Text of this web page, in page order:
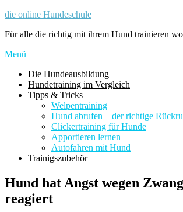
Zum
springen
die online Hundeschule
Für alle die richtig mit ihrem Hund trainieren
Menü
Die Hundeausbildung
Hundetraining im Vergleich
Tipps & Tricks
Welpentraining
Hund abrufen – der richtige
Clickertraining für Hunde
Apportieren lernen
Autofahren mit Hund
Trainigszubehör
Hund hat Angst wegen
reagiert